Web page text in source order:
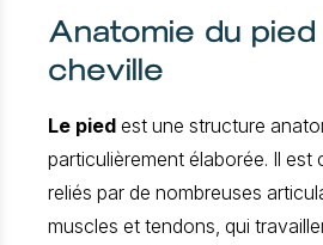
Anatomie du pied et de
Des pathologies variées,
Pathologies du pied et
prises en charge au
FAQ
Anatomie du
cheville
Le pied est une structure
particulièrement élaborée. Il est
reliés par de nombreuses
muscles et tendons, qui